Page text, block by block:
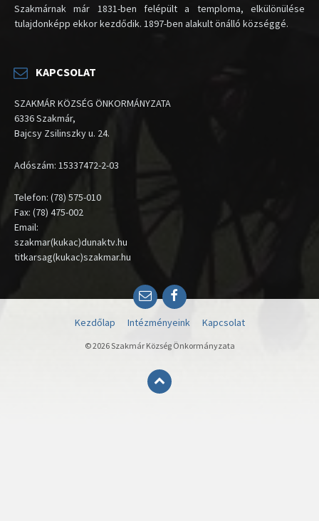
Szakmárnak már 1831-ben felépült a temploma, elkülönülése
tulajdonképp ekkor kezdődik. 1897-ben alakult önálló községgé.
KAPCSOLAT
SZAKMÁR KÖZSÉG ÖNKORMÁNYZATA
6336 Szakmár,
Bajcsy Zsilinszky u. 24.
Adószám: 15337472-2-03
Telefon: (78) 575-010
Fax: (78) 475-002
Email:
szakmar(kukac)dunaktv.hu
titkarsag(kukac)szakmar.hu
EmailFacebook
Kezdőlap Intézményeink Kapcsolat
© 2026 Szakmár Község Önkormányzata